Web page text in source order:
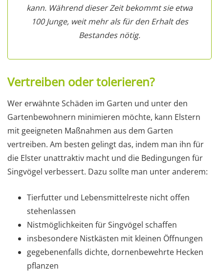
kann. Während dieser Zeit bekommt sie etwa
100 Junge, weit mehr als für den Erhalt des
Bestandes nötig.
Vertreiben oder tolerieren?
Wer erwähnte Schäden im Garten und unter den
Gartenbewohnern minimieren möchte, kann Elstern
mit geeigneten Maßnahmen aus dem Garten
vertreiben. Am besten gelingt das, indem man ihn für
die Elster unattraktiv macht und die Bedingungen für
Singvögel verbessert. Dazu sollte man unter anderem:
Tierfutter und Lebensmittelreste nicht offen
stehenlassen
Nistmöglichkeiten für Singvögel schaffen
insbesondere Nistkästen mit kleinen Öffnungen
gegebenenfalls dichte, dornenbewehrte Hecken
pflanzen